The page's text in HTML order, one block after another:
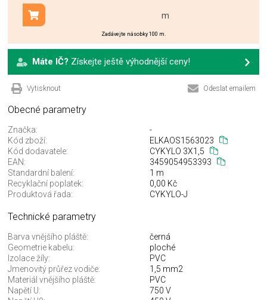
m
Přidat do košíku
Zadávejte násobky 100 m.
Máte IČ? Získejte ještě výhodnější ceny!
Vytisknout Odeslat emailem
Obecné parametry
Značka:
-
Kód zboží:
ELKAOS1563023
Kód dodavatele:
CYKYLO 3X1,5
EAN:
3459054953393
Standardní balení:
1 m
Recyklační poplatek:
0,00 Kč
Produktová řada:
CYKYLO-J
Technické parametry
Barva vnějšího pláště:
černá
Geometrie kabelu:
ploché
Izolace žíly:
PVC
Jmenovitý průřez vodiče:
1,5 mm2
Materiál vnějšího pláště:
PVC
Napětí U:
750 V